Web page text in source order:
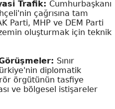
Trafik: Cumhurbaşkanı
çağrısına tam
Parti, MHP ve DEM Parti
oluşturmak için teknik
Sınır
diplomatik
örgütünün tasfiye
ve bölgesel istişareler